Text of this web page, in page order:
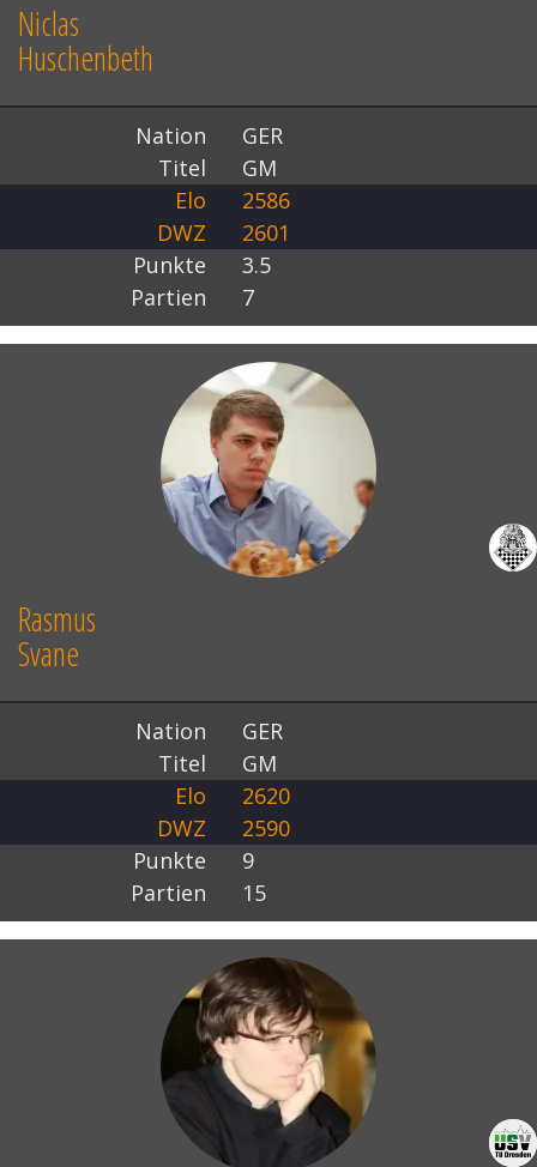
Niclas
Huschenbeth
Nation
GER
Titel
GM
Elo
2586
DWZ
2601
Punkte
3.5
Partien
7
Rasmus
Svane
Nation
GER
Titel
GM
Elo
2620
DWZ
2590
Punkte
9
Partien
15